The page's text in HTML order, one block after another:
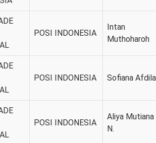
POSI INDONESIA
Intan
Muthoharoh
POSI INDONESIA Sofiana Afdila
POSI INDONESIA
Aliya Mutiana
N.